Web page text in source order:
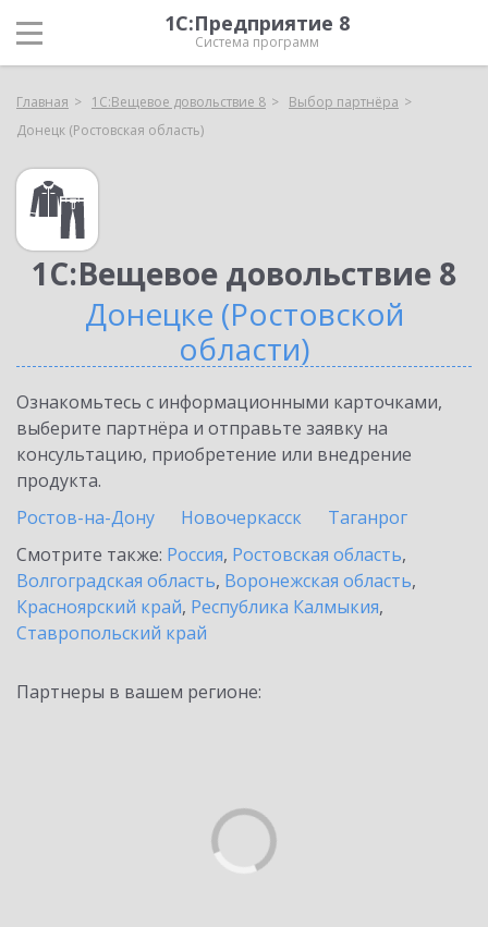
1С:Предприятие 8
Система программ
Главная 1С:Вещевое довольствие 8
Выбор партнёра
Донецк (Ростовская область)
1С:Вещевое довольствие 8
Донецке (Ростовской
области)
Ознакомьтесь с информационными карточками,
выберите партнёра и отправьте заявку на
консультацию, приобретение или внедрение
продукта.
Ростов-на-Дону
Новочеркасск
Таганрог
Смотрите также: Россия, Ростовская область,
Волгоградская область, Воронежская область,
Красноярский край, Республика Калмыкия,
Ставропольский край
Партнеры в вашем регионе: